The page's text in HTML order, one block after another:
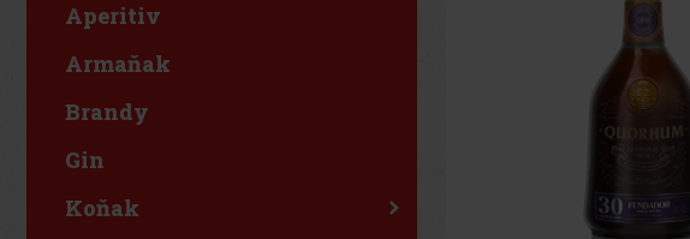
Aperitiv
Armaňak
Brandy
Gin
Koňak